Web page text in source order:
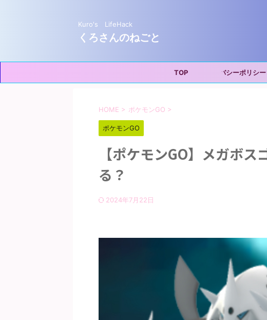
Kuro's LifeHack
くろさんのねごと
TOP プライバシーポリシ
HOME > ポケモンGO >
ポケモンGO
【ポケモンGO】メガボ
る？
2024年7月22日